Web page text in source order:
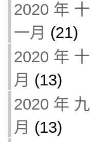
2020 年 十
一月 (21)
2020 年 十
月 (13)
2020 年 九
月 (13)